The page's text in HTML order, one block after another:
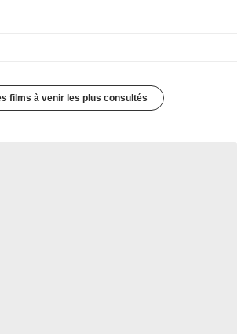
films à venir les plus consultés